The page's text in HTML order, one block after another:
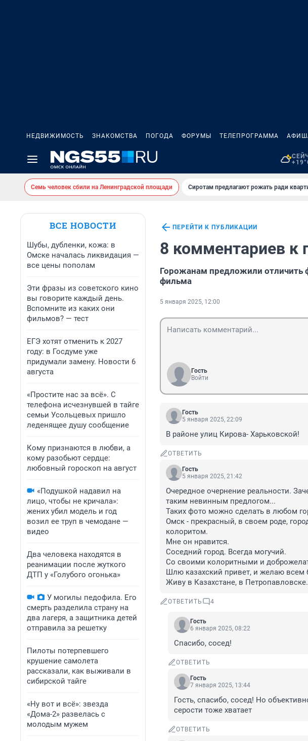
НЕДВИЖИМОСТЬ ЗНАКОМСТВА ПОГОДА ФОРУМЫ ТЕЛЕПРОГРАММА
Семь человек сбили на Ленинградской площади Сиротам предлагают рожать ради
ВСЕ НОВОСТИ
Шубы, дубленки, кожа: в
Омске началась ликвидация —
все цены пополам
Эти фразы из советского кино
вы говорите каждый день.
Вспомните из каких они
фильмов? — тест
ЕГЭ хотят отменить к 2027
году: в Госдуме уже
придумали замену. Новости 6
августа
«Простите нас за всё». С
телефона исчезнувшей в тайге
семьи Усольцевых пришло
леденящее душу сообщение
Кому признаются в любви, а
кому разобьют сердце:
любовный гороскоп на август
«Подушкой надавил на
лицо, чтобы не кричала»:
жених убил модель и год
возил ее труп в чемодане —
видео
Два человека находятся в
реанимации после жуткого
ДТП у «Голубого огонька»
У могилы педофила. Его
смерть разделила страну на
два лагеря, а защитника детей
отправила за решетку
Пилоты потерпевшего
крушение самолета
рассказали, как выживали в
сибирской тайге
«Ну вот и всё»: звезда
«Дома-2» развелась с
молодым мужем
ПЕРЕЙТИ К ПУБЛИКАЦИИ
8 комментариев к
Горожанам предложили отличить
фильма
5 января 2025, 12:00
Гость
Войти
Гость
5 января 2025, 22:09
В районе улиц Кирова- Харьковской!
ОТВЕТИТЬ
Гость
5 января 2025, 21:42
Очередное очернение реальности.
таким невинным предлогом...
Таких фото можно сделать в любом
Омск - прекрасный, в своем роде,
колоритом.
Мне он нравится.
Соседний город. Всегда могучий.
Со своими колоритными и
Шлю казахский привет, и желаю всем
Живу в Казахстане, в Петропавловске.
ОТВЕТИТЬ 4
Гость
6 января 2025, 08:22
Спасибо, сосед!
ОТВЕТИТЬ
Гость
7 января 2025, 13:44
Гость, спасибо, сосед! Но
серости тоже хватает
ОТВЕТИТЬ